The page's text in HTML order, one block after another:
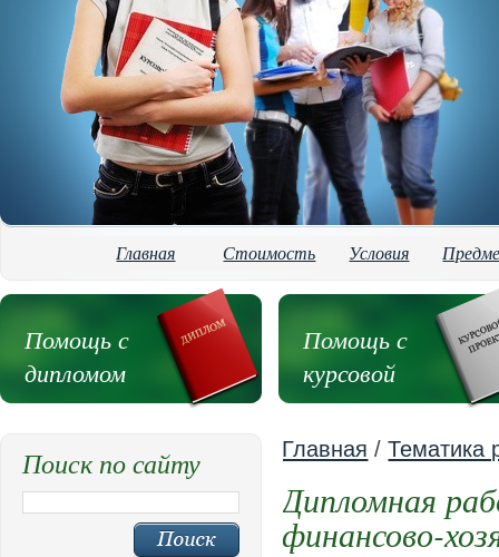
Главная Стоимость Условия
Помощь с
дипломом
Помощь с
курсовой
Главная /Тематика
Дипломная
финансово-
Поиск по сайту